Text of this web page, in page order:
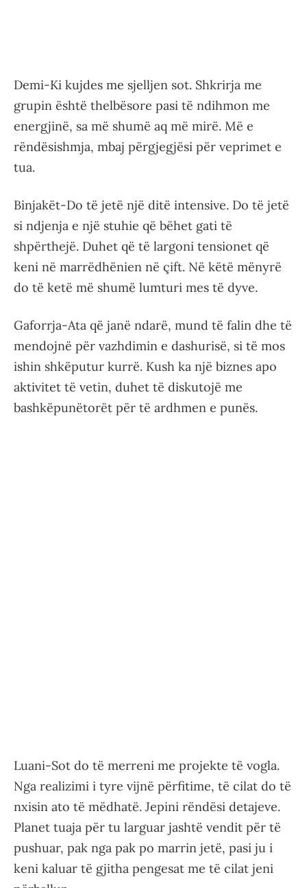
Demi-Ki kujdes me sjelljen sot. Shkrirja me
grupin është thelbësore pasi të ndihmon me
energjinë, sa më shumë aq më mirë. Më e
rëndësishmja, mbaj përgjegjësi për veprimet e
tua.
Binjakët-Do të jetë një ditë intensive. Do të jetë
si ndjenja e një stuhie që bëhet gati të
shpërthejë. Duhet që të largoni tensionet që
keni në marrëdhënien në çift. Në këtë mënyrë
do të ketë më shumë lumturi mes të dyve.
Gaforrja-Ata që janë ndarë, mund të falin dhe të
mendojnë për vazhdimin e dashurisë, si të mos
ishin shkëputur kurrë. Kush ka një biznes apo
aktivitet të vetin, duhet të diskutojë me
bashkëpunëtorët për të ardhmen e punës.
Luani-Sot do të merreni me projekte të vogla.
Nga realizimi i tyre vijnë përfitime, të cilat do të
nxisin ato të mëdhatë. Jepini rëndësi detajeve.
Planet tuaja për tu larguar jashtë vendit për të
pushuar, pak nga pak po marrin jetë, pasi ju i
keni kaluar të gjitha pengesat me të cilat jeni